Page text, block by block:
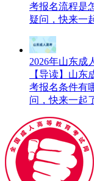
考报名流程是
疑问，快来一
2026年山东成
【导读】山东
考报名条件有
问，快来一起